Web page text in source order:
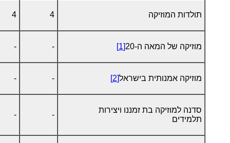
תולדות המוזיקה 4
4
מוזיקה של המאה ה-20 [1]
-
-
מוזיקה אמנותית בישראל[2]
-
-
סדנה למוזיקה בת זמננו ויצירות
תלמידים
-
-